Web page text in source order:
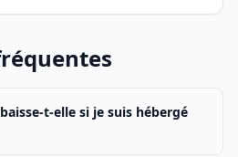
t-elle si je suis hébergé